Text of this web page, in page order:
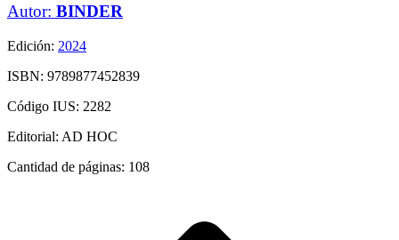
Autor: BINDER
Edición: 2024
ISBN: 9789877452839
Código IUS: 2282
Editorial: AD HOC
Cantidad de páginas: 108